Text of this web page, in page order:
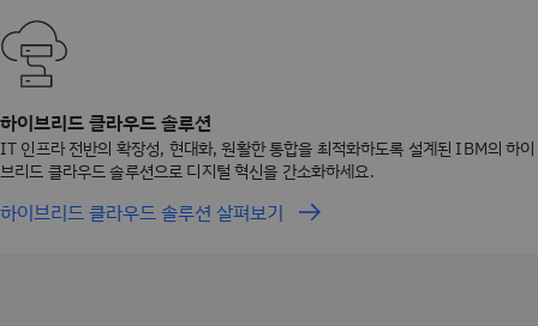
하이브리드 클라우드 솔루션
IT 인프라 전반의 확장성, 현대화, 원활한 통합을 최적화하도록 설계된 IBM의 하이
브리드 클라우드 솔루션으로 디지털 혁신을 간소화하세요.
하이브리드 클라우드 솔루션 살펴보기